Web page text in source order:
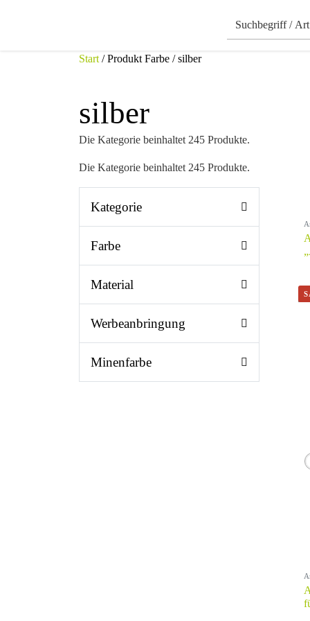
Start / Produkt Farbe / silber
silber
Die Kategorie beinhaltet 245 Produkte.
Die Kategorie beinhaltet 245 Produkte.
Kategorie
Farbe
Material
Werbeanbringung
Minenfarbe